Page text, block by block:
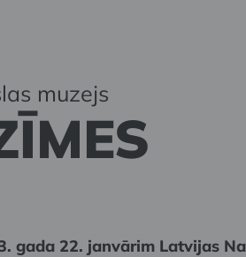
muzejs
gada 22. janvārim Latvijas